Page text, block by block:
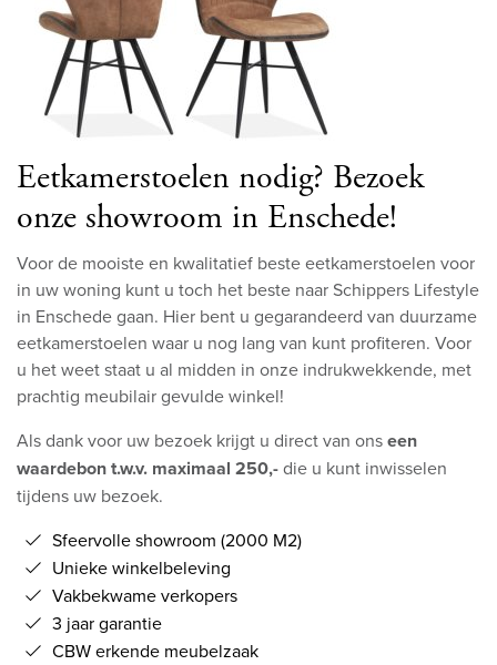
Eetkamerstoelen nodig? Bezoek
onze showroom in Enschede!
Voor de mooiste en kwalitatief beste eetkamerstoelen voor
in uw woning kunt u toch het beste naar Schippers Lifestyle
in Enschede gaan. Hier bent u gegarandeerd van duurzame
eetkamerstoelen waar u nog lang van kunt profiteren. Voor
u het weet staat u al midden in onze indrukwekkende, met
prachtig meubilair gevulde winkel!
Als dank voor uw bezoek krijgt u direct van onseen
waardebon t.w.v. maximaal 250,-die u kunt inwisselen
tijdens uw bezoek.
Sfeervolle showroom (2000 M2)
Unieke winkelbeleving
Vakbekwame verkopers
3 jaar garantie
CBW erkende meubelzaak